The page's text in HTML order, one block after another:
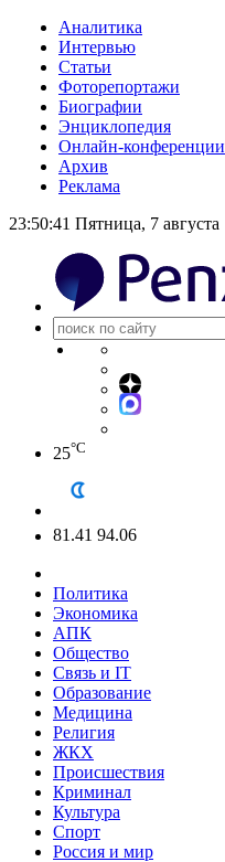
Аналитика
Интервью
Статьи
Фоторепортажи
Биографии
Энциклопедия
Онлайн-конференции
Архив
Реклама
23:50:41 Пятница, 7 августа
25°C
81.41 94.06
Политика
Экономика
АПК
Общество
Связь и IT
Образование
Медицина
Религия
ЖКХ
Происшествия
Криминал
Культура
Спорт
Россия и мир